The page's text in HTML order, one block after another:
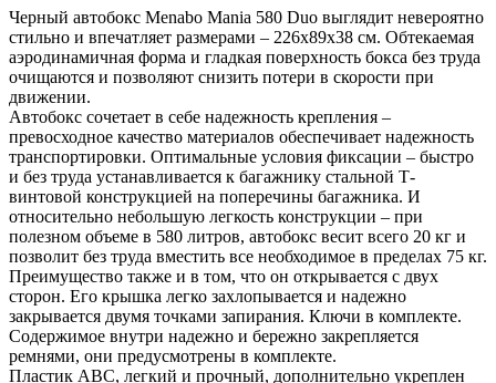
Черный автобокс Menabo Mania 580 Duo выглядит невероятно
стильно и впечатляет размерами – 226х89х38 см. Обтекаемая
аэродинамичная форма и гладкая поверхность бокса без труда
очищаются и позволяют снизить потери в скорости при
движении.
Автобокс сочетает в себе надежность крепления –
превосходное качество материалов обеспечивает надежность
транспортировки. Оптимальные условия фиксации – быстро
и без труда устанавливается к багажнику стальной Т-
винтовой конструкцией на поперечины багажника. И
относительно небольшую легкость конструкции – при
полезном объеме в 580 литров, автобокс весит всего 20 кг и
позволит без труда вместить все необходимое в пределах 75 кг.
Преимущество также и в том, что он открывается с двух
сторон. Его крышка легко захлопывается и надежно
закрывается двумя точками запирания. Ключи в комплекте.
Содержимое внутри надежно и бережно закрепляется
ремнями, они предусмотрены в комплекте.
Пластик АВС, легкий и прочный, дополнительно укреплен